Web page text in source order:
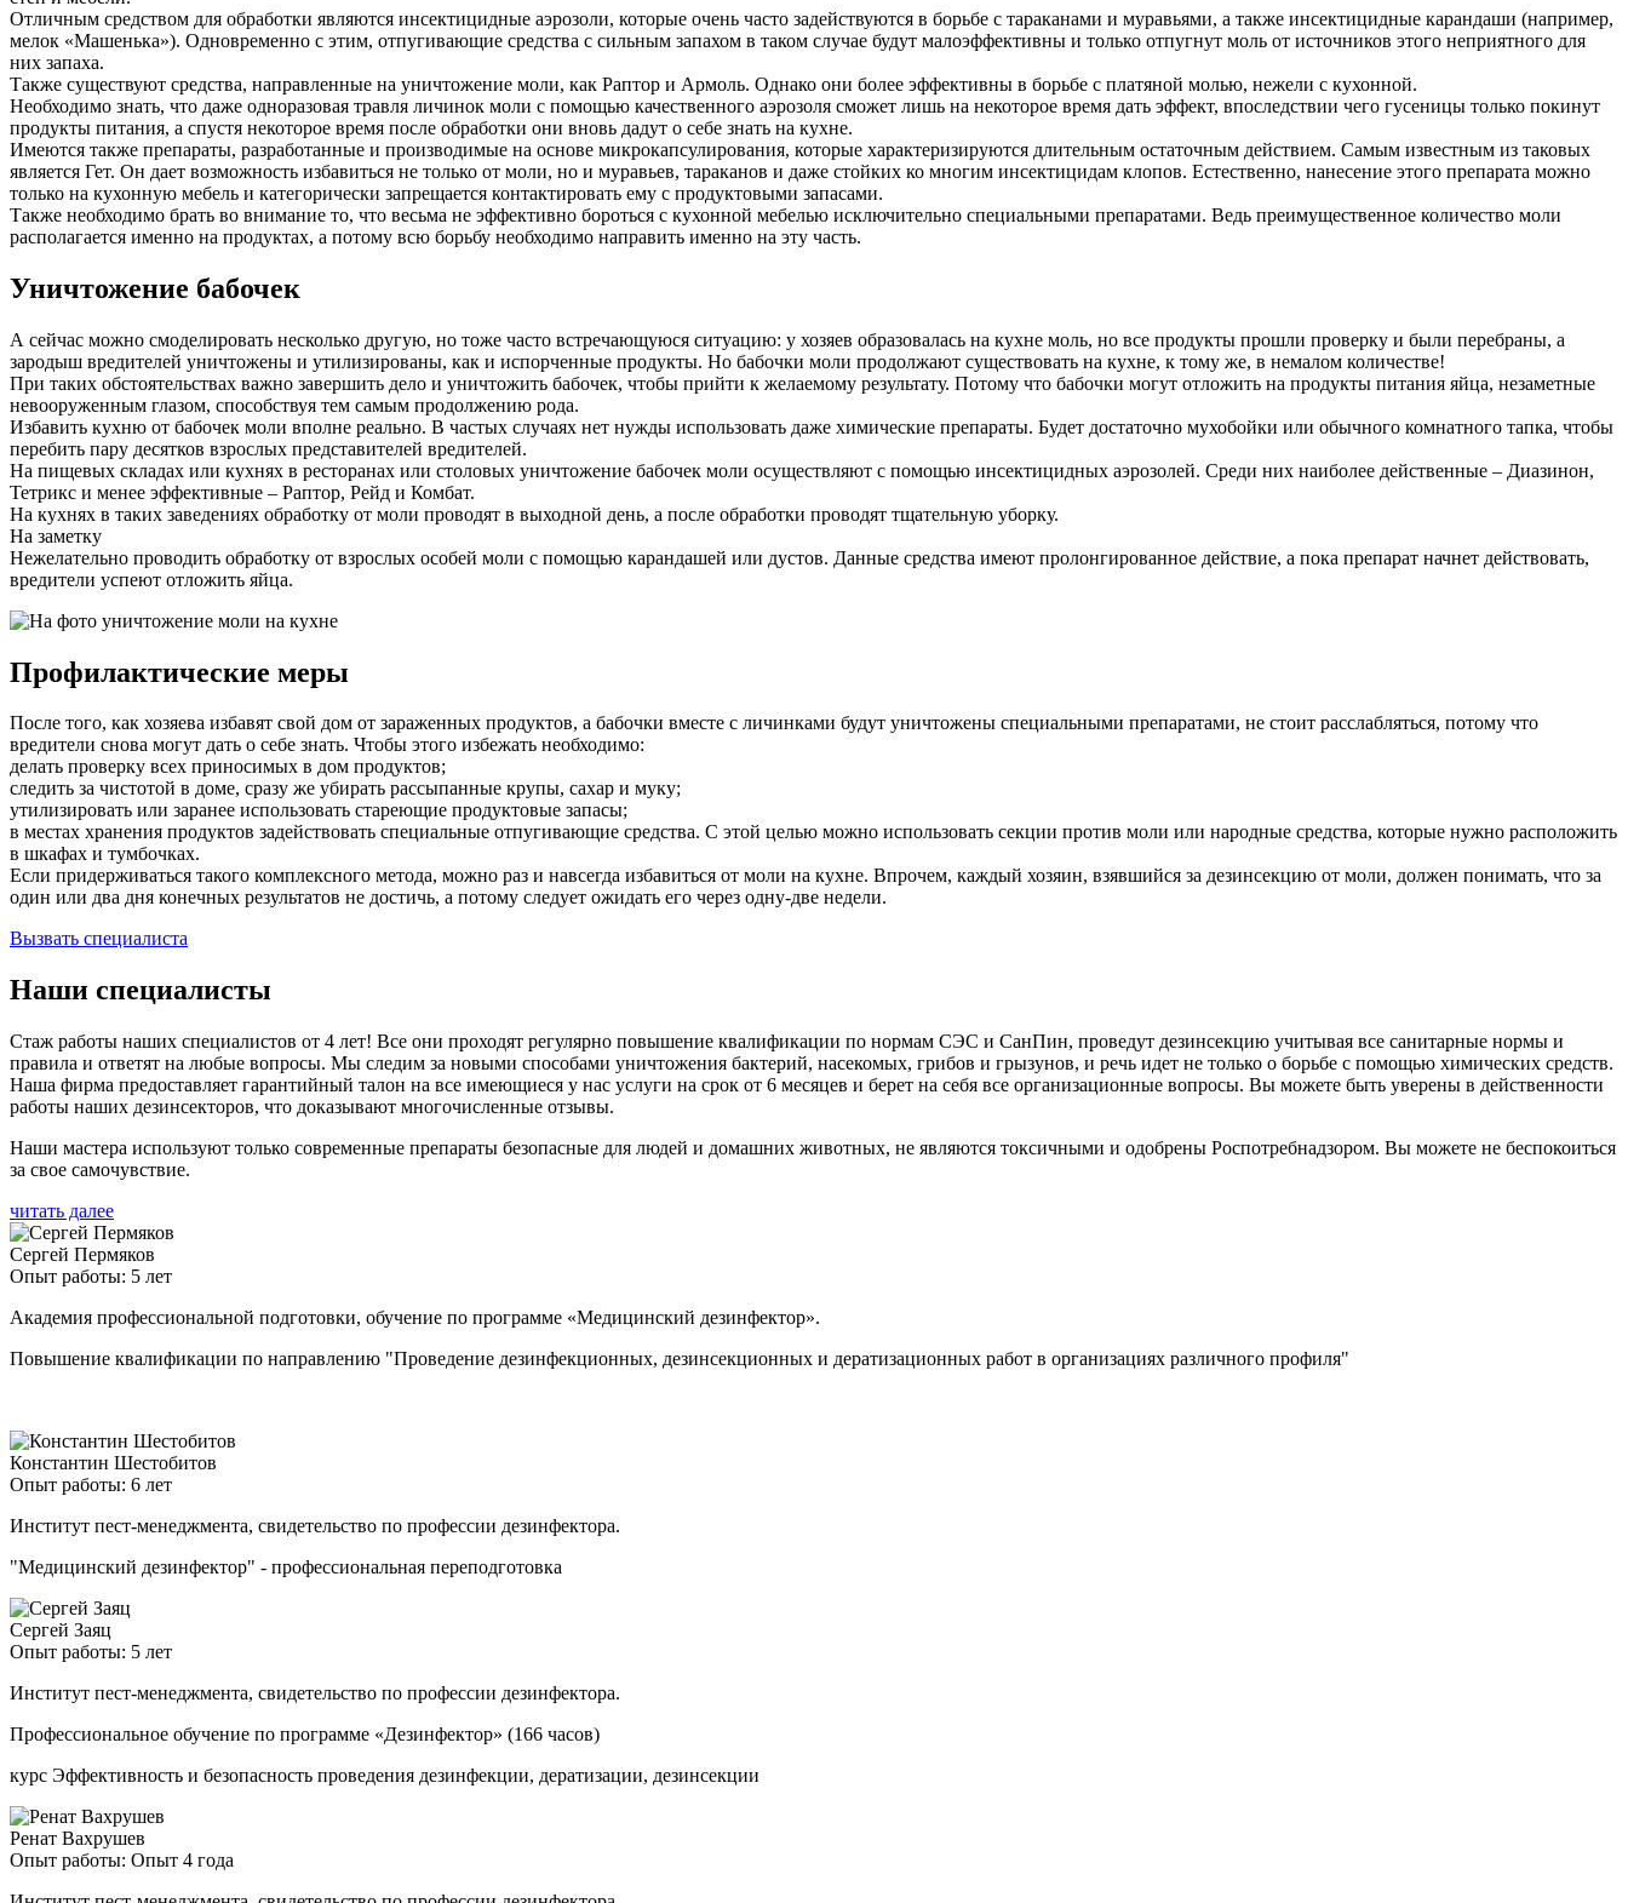
Отличным средством для обработки являются инсектицидные аэрозоли, которые очень часто задействуются в борьбе с тараканами и муравьями, а также инсектицидные карандаши (например,
мелок «Машенька»). Одновременно с этим, отпугивающие средства с сильным запахом в таком случае будут малоэффективны и только отпугнут моль от источников этого неприятного для
них запаха.
Также существуют средства, направленные на уничтожение моли, как Раптор и Армоль. Однако они более эффективны в борьбе с платяной молью, нежели с кухонной.
Необходимо знать, что даже одноразовая травля личинок моли с помощью качественного аэрозоля сможет лишь на некоторое время дать эффект, впоследствии чего гусеницы только покинут
продукты питания, а спустя некоторое время после обработки они вновь дадут о себе знать на кухне.
Имеются также препараты, разработанные и производимые на основе микрокапсулирования, которые характеризируются длительным остаточным действием. Самым известным из таковых
является Гет. Он дает возможность избавиться не только от моли, но и муравьев, тараканов и даже стойких ко многим инсектицидам клопов. Естественно, нанесение этого препарата можно
только на кухонную мебель и категорически запрещается контактировать ему с продуктовыми запасами.
Также необходимо брать во внимание то, что весьма не эффективно бороться с кухонной мебелью исключительно специальными препаратами. Ведь преимущественное количество моли
располагается именно на продуктах, а потому всю борьбу необходимо направить именно на эту часть.
Уничтожение бабочек
А сейчас можно смоделировать несколько другую, но тоже часто встречающуюся ситуацию: у хозяев образовалась на кухне моль, но все продукты прошли проверку и были перебраны, а
зародыш вредителей уничтожены и утилизированы, как и испорченные продукты. Но бабочки моли продолжают существовать на кухне, к тому же, в немалом количестве!
При таких обстоятельствах важно завершить дело и уничтожить бабочек, чтобы прийти к желаемому результату. Потому что бабочки могут отложить на продукты питания яйца, незаметные
невооруженным глазом, способствуя тем самым продолжению рода.
Избавить кухню от бабочек моли вполне реально. В частых случаях нет нужды использовать даже химические препараты. Будет достаточно мухобойки или обычного комнатного тапка, чтобы
перебить пару десятков взрослых представителей вредителей.
На пищевых складах или кухнях в ресторанах или столовых уничтожение бабочек моли осуществляют с помощью инсектицидных аэрозолей. Среди них наиболее действенные – Диазинон,
Тетрикс и менее эффективные – Раптор, Рейд и Комбат.
На кухнях в таких заведениях обработку от моли проводят в выходной день, а после обработки проводят тщательную уборку.
На заметку
Нежелательно проводить обработку от взрослых особей моли с помощью карандашей или дустов. Данные средства имеют пролонгированное действие, а пока препарат начнет действовать,
вредители успеют отложить яйца.
Профилактические меры
После того, как хозяева избавят свой дом от зараженных продуктов, а бабочки вместе с личинками будут уничтожены специальными препаратами, не стоит расслабляться, потому что
вредители снова могут дать о себе знать. Чтобы этого избежать необходимо:
делать проверку всех приносимых в дом продуктов;
следить за чистотой в доме, сразу же убирать рассыпанные крупы, сахар и муку;
утилизировать или заранее использовать стареющие продуктовые запасы;
в местах хранения продуктов задействовать специальные отпугивающие средства. С этой целью можно использовать секции против моли или народные средства, которые нужно расположить
в шкафах и тумбочках.
Если придерживаться такого комплексного метода, можно раз и навсегда избавиться от моли на кухне. Впрочем, каждый хозяин, взявшийся за дезинсекцию от моли, должен понимать, что за
один или два дня конечных результатов не достичь, а потому следует ожидать его через одну-две недели.
Вызвать специалиста
Наши специалисты
Стаж работы наших специалистов от 4 лет! Все они проходят регулярно повышение квалификации по нормам СЭС и СанПин, проведут дезинсекцию учитывая все санитарные нормы и
правила и ответят на любые вопросы. Мы следим за новыми способами уничтожения бактерий, насекомых, грибов и грызунов, и речь идет не только о борьбе с помощью химических средств.
Наша фирма предоставляет гарантийный талон на все имеющиеся у нас услуги на срок от 6 месяцев и берет на себя все организационные вопросы. Вы можете быть уверены в действенности
работы наших дезинсекторов, что доказывают многочисленные отзывы.
Наши мастера используют только современные препараты безопасные для людей и домашних животных, не являются токсичными и одобрены Роспотребнадзором. Вы можете не беспокоиться
за свое самочувствие.
читать далее
Сергей Пермяков
Опыт работы: 5 лет
Академия профессиональной подготовки, обучение по программе «Медицинский дезинфектор».
Повышение квалификации по направлению "Проведение дезинфекционных, дезинсекционных и дератизационных работ в организациях различного профиля"
Константин Шестобитов
Опыт работы: 6 лет
Институт пест-менеджмента, свидетельство по профессии дезинфектора.
"Медицинский дезинфектор" - профессиональная переподготовка
Сергей Заяц
Опыт работы: 5 лет
Институт пест-менеджмента, свидетельство по профессии дезинфектора.
Профессиональное обучение по программе «Дезинфектор» (166 часов)
курс Эффективность и безопасность проведения дезинфекции, дератизации, дезинсекции
Ренат Вахрушев
Опыт работы: Опыт 4 года